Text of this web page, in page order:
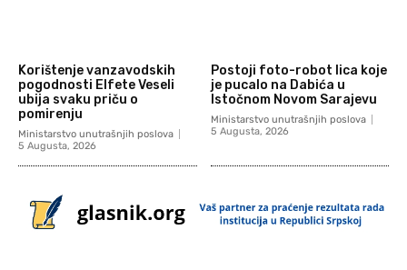
Korištenje vanzavodskih
pogodnosti Elfete Veseli
ubija svaku priču o
pomirenju
Ministarstvo unutrašnjih poslova
5 Augusta, 2026
Postoji foto-robot lica koje
je pucalo na Dabića u
Istočnom Novom Sarajevu
Ministarstvo unutrašnjih poslova
5 Augusta, 2026